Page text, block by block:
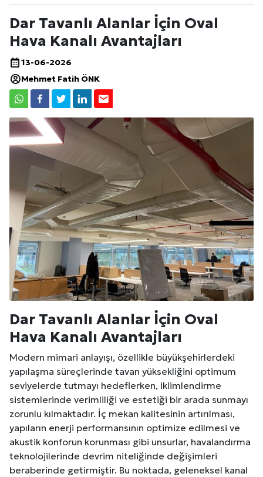
Dar Tavanlı Alanlar İçin Oval
Hava Kanalı Avantajları
13-06-2026
Mehmet Fatih ÖNK
Dar Tavanlı Alanlar İçin Oval
Hava Kanalı Avantajları
Modern mimari anlayışı, özellikle büyükşehirlerdeki
yapılaşma süreçlerinde tavan yüksekliğini optimum
seviyelerde tutmayı hedeflerken, iklimlendirme
sistemlerinde verimliliği ve estetiği bir arada sunmayı
zorunlu kılmaktadır. İç mekan kalitesinin artırılması,
yapıların enerji performansının optimize edilmesi ve
akustik konforun korunması gibi unsurlar, havalandırma
teknolojilerinde devrim niteliğinde değişimleri
beraberinde getirmiştir. Bu noktada, geleneksel kanal